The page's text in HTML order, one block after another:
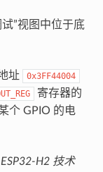
”视图中位于底
址 0x3FF44004
寄存器的
个 GPIO 的电
ESP32-H2 技术